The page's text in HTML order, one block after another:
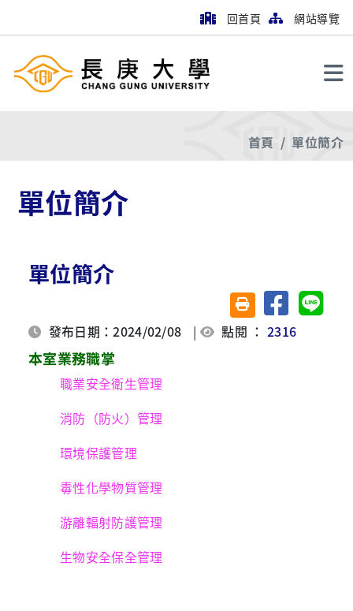
回首頁 網站導覽
首頁 單位簡介
單位簡介
單位簡介
友善列印(另開視窗)
分享至臉書分享
發布日期：2024/02/08 | 點閱 ：2316
本室業務職掌
職業安全衛生管理
消防（防火）管理
環境保護管理
毒性化學物質管理
游離輻射防護管理
生物安全保全管理